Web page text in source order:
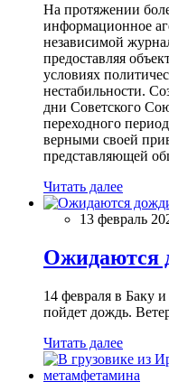
На протяжении
информационное
независимой
предоставляя
условиях
нестабильности.
дни Советского
переходного
верными своей
представляющей
Читать далее
13 февраль
Ожидаются
14 февраля в Баку
пойдет дождь.
Читать далее